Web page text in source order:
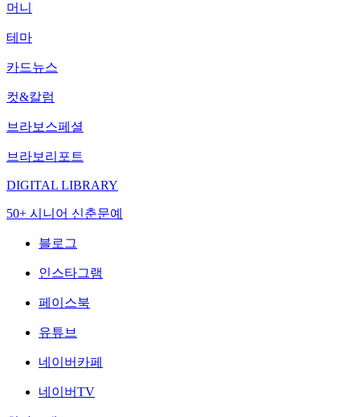
머니
테마
카드뉴스
컷&칼럼
브라보스페셜
브라보리포트
DIGITAL LIBRARY
50+ 시니어 신춘문예
블로그
인스타그램
페이스북
유튜브
네이버카페
네이버TV